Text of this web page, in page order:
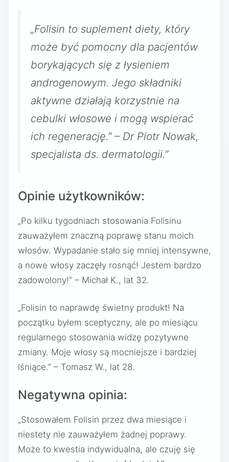
„Folisin to suplement diety, który
może być pomocny dla pacjentów
borykających się z łysieniem
androgenowym. Jego składniki
aktywne działają korzystnie na
cebulki włosowe i mogą wspierać
ich regenerację.” – Dr Piotr Nowak,
specjalista ds. dermatologii.”
Opinie użytkowników:
„Po kilku tygodniach stosowania Folisinu
zauważyłem znaczną poprawę stanu moich
włosów. Wypadanie stało się mniej intensywne,
a nowe włosy zaczęły rosnąć! Jestem bardzo
zadowolony!” – Michał K., lat 32.
„Folisin to naprawdę świetny produkt! Na
początku byłem sceptyczny, ale po miesiącu
regularnego stosowania widzę pozytywne
zmiany. Moje włosy są mocniejsze i bardziej
lśniące.” – Tomasz W., lat 28.
Negatywna opinia:
„Stosowałem Folisin przez dwa miesiące i
niestety nie zauważyłem żadnej poprawy.
Może to kwestia indywidualna, ale czuję się